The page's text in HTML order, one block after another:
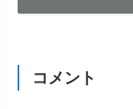
コメント